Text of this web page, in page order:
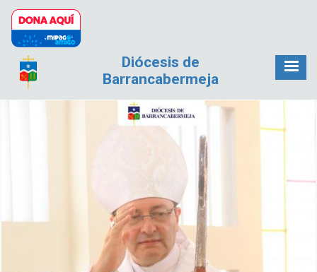
Pasar al contenido principal
Diócesis de
Barrancabermeja